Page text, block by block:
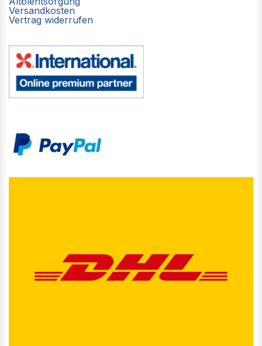
Versandkosten
Vertrag widerrufen